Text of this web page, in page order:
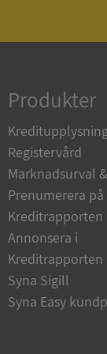
Produkter
Registervård
Marknadsurval
Prenumerera på
Kreditrapporten
Annonsera i
Kreditrapporten
Syna Sigill
Syna Easy
Strikt
och